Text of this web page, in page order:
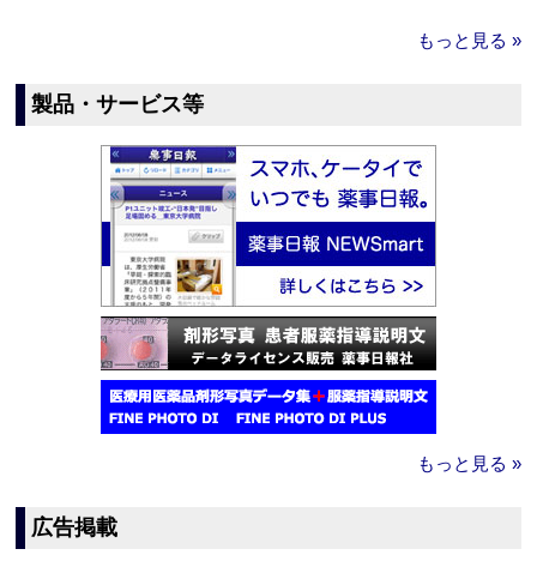
もっと見る »
製品・サービス等
もっと見る »
広告掲載